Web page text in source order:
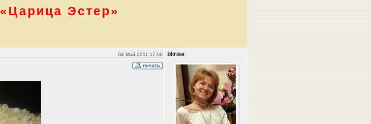
«Царица Эстер»
04 Май 2011 17:06 blirise